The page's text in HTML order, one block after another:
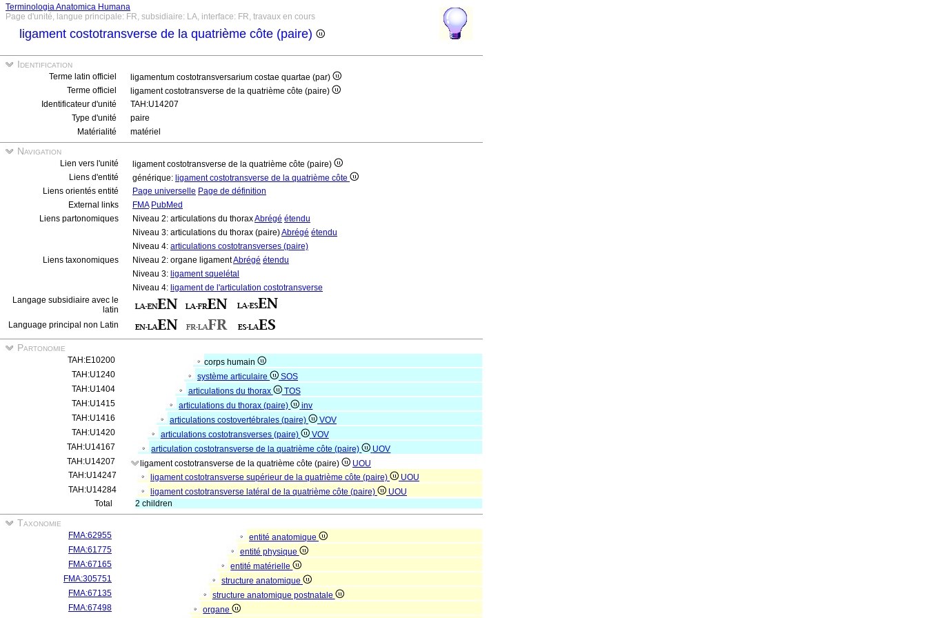
Terminologia Anatomica Humana
Page d'unité, langue principale: FR, subsidiaire: LA, interface: FR, travaux en cours
ligament costotransverse de la quatrième côte (paire)
Identification
Terme latin officiel
ligamentum costotransversarium costae quartae (par)
Terme officiel
ligament costotransverse de la quatrième côte (paire)
Identificateur d'unité
TAH:U14207
Type d'unité
paire
Matérialité
matériel
Navigation
Lien vers l'unité
ligament costotransverse de la quatrième côte (paire)
Liens d'entité
générique: ligament costotransverse de la quatrième côte
Liens orientés entité
Page universelle Page de définition
External links
FMA PubMed
Liens partonomiques
Niveau 2: articulations du thoraxAbrégé étendu
Niveau 3: articulations du thorax (paire)Abrégé étendu
Niveau 4: articulations costotransverses (paire)
Liens taxonomiques
Niveau 2: organe ligamentAbrégé étendu
Niveau 3: ligament squelétal
Niveau 4: ligament de l'articulation costotransverse
Langage subsidiaire avec le
latin
Language principal non Latin
Partonomie
TAH:E10200
corps humain
TAH:U1240
système articulaire
SOS
TAH:U1404
articulations du thorax
TOS
TAH:U1415
articulations du thorax (paire)
inv
TAH:U1416
articulations costovertébrales (paire)
VOV
TAH:U1420
articulations costotransverses (paire)
VOV
TAH:U14167
articulation costotransverse de la quatrième côte (paire)
UOV
TAH:U14207
ligament costotransverse de la quatrième côte (paire)
UOU
TAH:U14247
ligament costotransverse supérieur de la quatrième côte (paire)
UOU
TAH:U14284
ligament costotransverse latéral de la quatrième côte (paire)
UOU
Total
2 children
Taxonomie
FMA:62955
entité anatomique
FMA:61775
entité physique
FMA:67165
entité matérielle
FMA:305751
structure anatomique
FMA:67135
structure anatomique postnatale
FMA:67498
organe